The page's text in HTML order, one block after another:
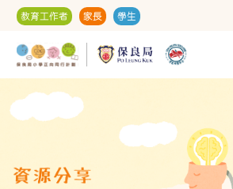
教育工作者 家長 學生